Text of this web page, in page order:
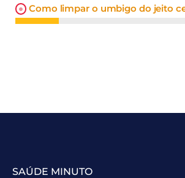
Como limpar o umbigo do jeito
SAÚDE MINUTO